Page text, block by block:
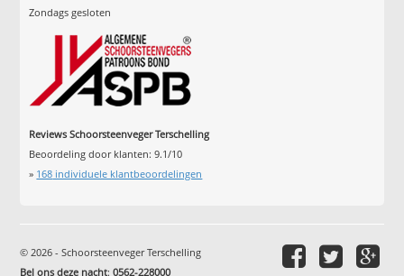
Zondags gesloten
Reviews Schoorsteenveger Terschelling
Beoordeling door klanten:9.1/10
» 168 individuele klantbeoordelingen
© 2026 - Schoorsteenveger Terschelling
Bel ons deze nacht:0562-228000